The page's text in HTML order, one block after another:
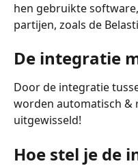
hen gebruikte
partijen, zoals de
De integratie
Door de integratie
worden automatisch &
uitgewisseld!
Hoe stel je de